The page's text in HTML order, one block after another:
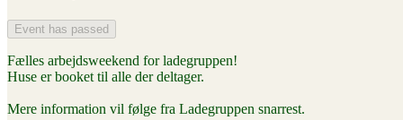
Event has passed
Fælles arbejdsweekend for ladegruppen!
Huse er booket til alle der deltager.
Mere information vil følge fra Ladegruppen snarrest.